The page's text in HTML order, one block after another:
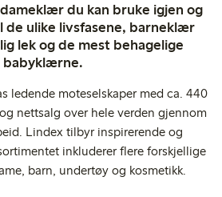
du kan bruke igjen og
de ulike livsfasene, barneklær
lek og de mest behagelige
babyklærne.
ledende moteselskaper med ca. 440
nettsalg over hele verden gjennom
Lindex tilbyr inspirerende og
inkluderer flere forskjellige
barn, undertøy og kosmetikk.